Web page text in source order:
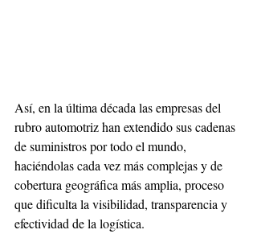
Así, en la última década las empresas del
rubro automotriz han extendido sus cadenas
de suministros por todo el mundo,
haciéndolas cada vez más complejas y de
cobertura geográfica más amplia, proceso
que dificulta la visibilidad, transparencia y
efectividad de la logística.